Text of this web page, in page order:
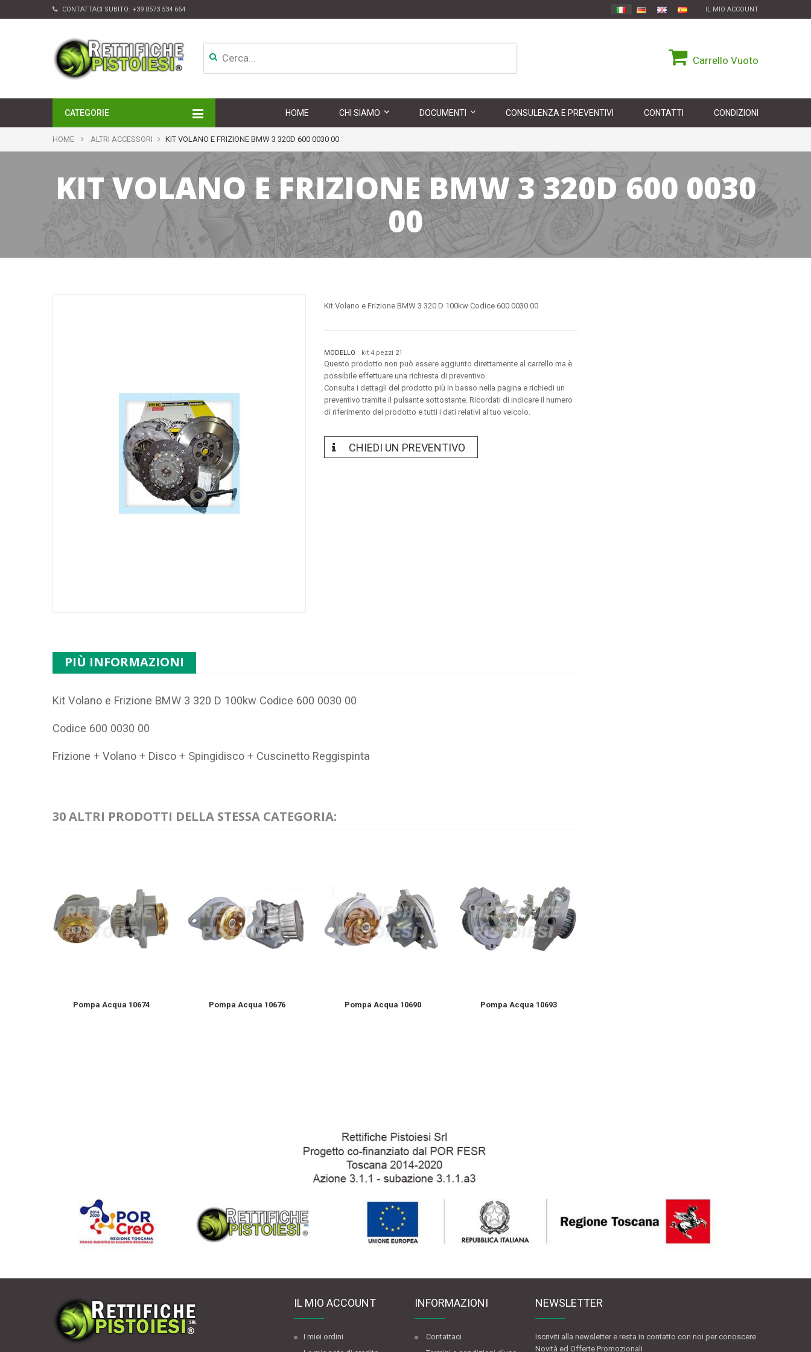
CONTATTACI SUBITO: +39 0573 534 664 IL MIO ACCOUNT
Carrello Vuoto
CATEGORIE
APPARATI DI INIEZIONE
TURBINE
ALTRI ACCESSORI
HOME CHI SIAMO DOCUMENTI CONSULENZA E PREVENTIVI CONTATTI CONDIZIONI
HOME ALTRI ACCESSORI KIT VOLANO E FRIZIONE BMW 3 320D 600 0030 00
KIT VOLANO E FRIZIONE BMW 3 320D 600 0030
00
Kit Volano e Frizione BMW 3 320 D 100kw Codice 600 0030 00
MODELLO kit 4 pezzi 21
Questo prodotto non può essere aggiunto direttamente al carrello ma è
possibile effettuare una richiesta di preventivo.
Consulta i dettagli del prodotto più in basso nella pagina e richiedi un
preventivo tramite il pulsante sottostante. Ricordati di indicare il numero
di riferimento del prodotto e tutti i dati relativi al tuo veicolo.
CHIEDI UN PREVENTIVO
PIÙ INFORMAZIONI
Kit Volano e Frizione BMW 3 320 D 100kw Codice 600 0030 00
Codice 600 0030 00
Frizione + Volano + Disco + Spingidisco + Cuscinetto Reggispinta
30 ALTRI PRODOTTI DELLA STESSA CATEGORIA:
Pompa Acqua 10674 Pompa Acqua 10676 Pompa Acqua 10690 Pompa Acqua 10693
IL MIO ACCOUNT
I miei ordini
INFORMAZIONI
Contattaci
NEWSLETTER
Iscriviti alla newsletter e resta in contatto con noi per conoscere
Novità ed Offerte Promozionali